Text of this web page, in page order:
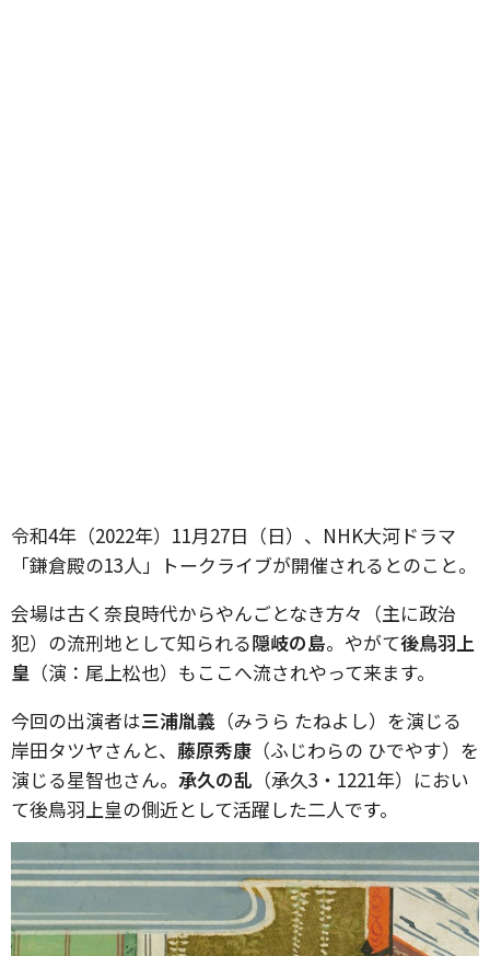
令和4年（2022年）11月27日（日）、NHK大河ドラマ
「鎌倉殿の13人」トークライブが開催されるとのこと。
会場は古く奈良時代からやんごとなき方々（主に政治
犯）の流刑地として知られる隠岐の島。やがて後鳥羽上
皇 （演：尾上松也）もここへ流されやって来ます。
今回の出演者は三浦胤義 （みうら たねよし）を演じる
岸田タツヤさんと、 藤原秀康 （ふじわらの ひでやす）を
演じる星智也さん。 承久の乱 （承久3・1221年）におい
て後鳥羽上皇の側近として活躍した二人です。